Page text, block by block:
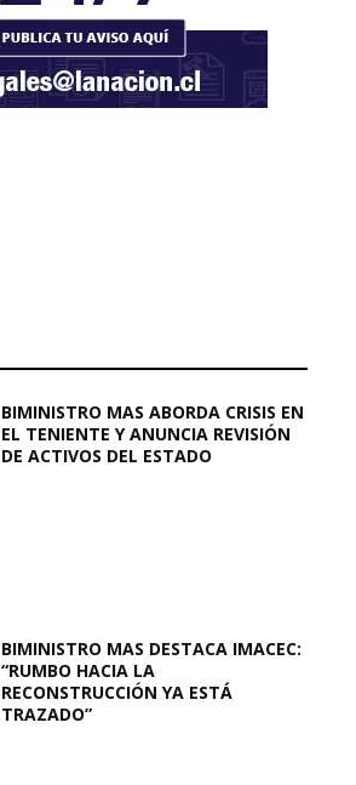
BIMINISTRO MAS ABORDA CRISIS EN
EL TENIENTE Y ANUNCIA REVISIÓN
DE ACTIVOS DEL ESTADO
BIMINISTRO MAS DESTACA IMACEC:
“RUMBO HACIA LA
RECONSTRUCCIÓN YA ESTÁ
TRAZADO”